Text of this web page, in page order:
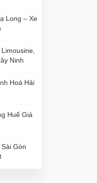
Long – Xe
Ninh
Hoá Hải
Huế Giá
Gòn